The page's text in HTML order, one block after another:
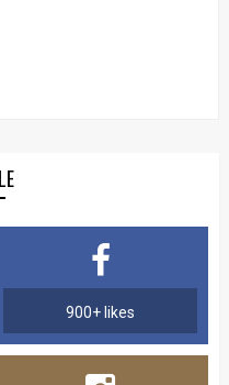
900+ likes